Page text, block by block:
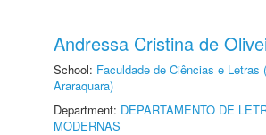
Andressa Cristina de
School: Faculdade de Ciências e Letras
Araraquara)
Department: DEPARTAMENTO DE
MODERNAS